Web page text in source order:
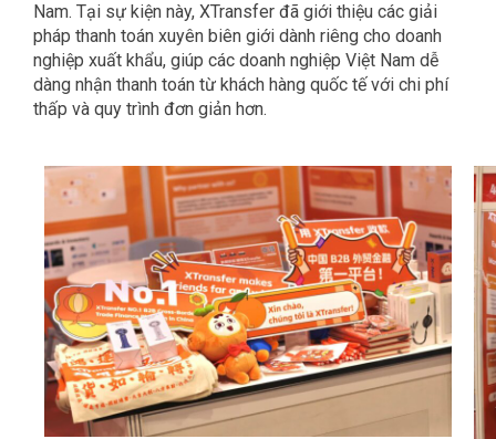
Nam. Tại sự kiện này, XTransfer đã giới thiệu các giải
pháp thanh toán xuyên biên giới dành riêng cho doanh
nghiệp xuất khẩu, giúp các doanh nghiệp Việt Nam dễ
dàng nhận thanh toán từ khách hàng quốc tế với chi phí
thấp và quy trình đơn giản hơn.